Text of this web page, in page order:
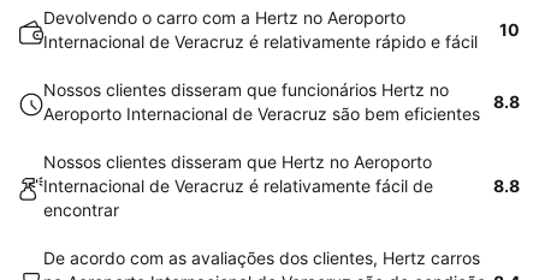
Devolvendo o carro com a Hertz no Aeroporto
Internacional de Veracruz é relativamente rápido e fácil
10
Nossos clientes disseram que funcionários Hertz no
Aeroporto Internacional de Veracruz são bem eficientes
8.8
Nossos clientes disseram que Hertz no Aeroporto
Internacional de Veracruz é relativamente fácil de
encontrar
8.8
De acordo com as avaliações dos clientes, Hertz carros